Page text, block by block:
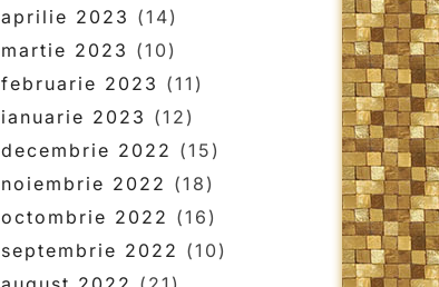
aprilie 2023 (14)
martie 2023 (10)
februarie 2023 (11)
ianuarie 2023 (12)
decembrie 2022 (15)
noiembrie 2022 (18)
octombrie 2022 (16)
septembrie 2022 (10)